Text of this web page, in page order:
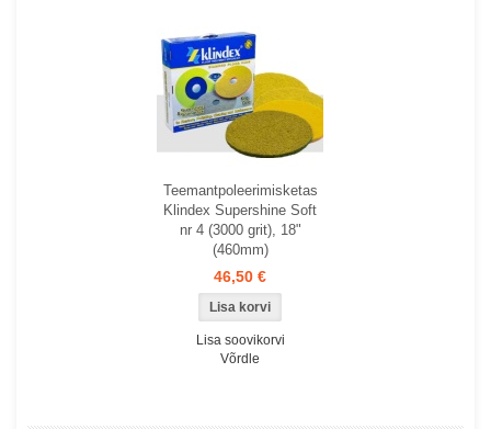
Teemantpoleerimisketas
Klindex Supershine Soft
nr 4 (3000 grit), 18"
(460mm)
46,50 €
Lisa soovikorvi
Võrdle